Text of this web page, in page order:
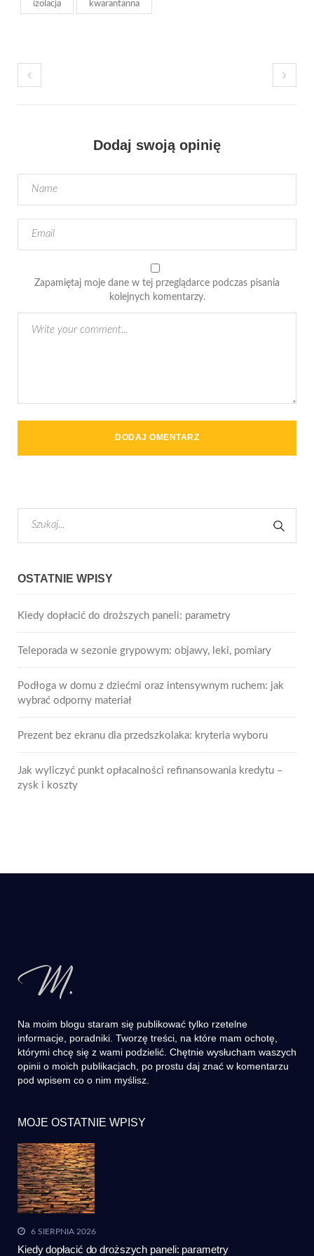
izolacja kwarantanna
Dodaj swoją opinię
Zapamiętaj moje dane w tej przeglądarce podczas pisania
kolejnych komentarzy.
OSTATNIE WPISY
Kiedy dopłacić do droższych paneli: parametry
Teleporada w sezonie grypowym: objawy, leki, pomiary
Podłoga w domu z dziećmi oraz intensywnym ruchem: jak
wybrać odporny materiał
Prezent bez ekranu dla przedszkolaka: kryteria wyboru
Jak wyliczyć punkt opłacalności refinansowania kredytu –
zysk i koszty
Na moim blogu staram się publikować tylko rzetelne
informacje, poradniki. Tworzę treści, na które mam ochotę,
którymi chcę się z wami podzielić. Chętnie wysłucham waszych
opinii o moich publikacjach, po prostu daj znać w komentarzu
pod wpisem co o nim myślisz.
MOJE OSTATNIE WPISY
6 SIERPNIA 2026
Kiedy dopłacić do droższych paneli: parametry